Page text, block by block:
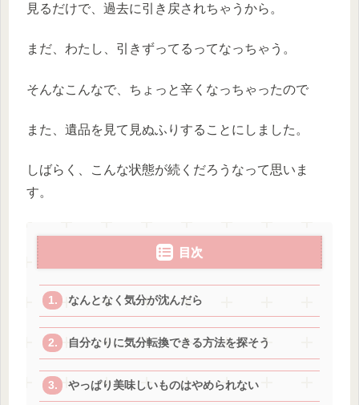
見るだけで、過去に引き戻されちゃうから。
まだ、わたし、引きずってるってなっちゃう。
そんなこんなで、ちょっと辛くなっちゃったので
また、遺品を見て見ぬふりすることにしました。
しばらく、こんな状態が続くだろうなって思いま
す。
目次
なんとなく気分が沈んだら
自分なりに気分転換できる方法を探そう
やっぱり美味しいものはやめられない